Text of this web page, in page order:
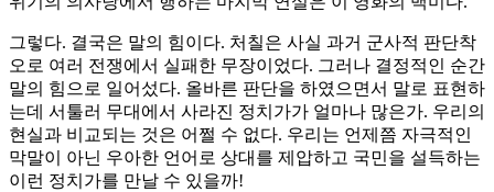
그렇다. 결국은 말의 힘이다. 처칠은 사실 과거 군사적 판단착
오로 여러 전쟁에서 실패한 무장이었다. 그러나 결정적인 순간
말의 힘으로 일어섰다. 올바른 판단을 하였으면서 말로 표현하
는데 서툴러 무대에서 사라진 정치가가 얼마나 많은가. 우리의
현실과 비교되는 것은 어쩔 수 없다. 우리는 언제쯤 자극적인
막말이 아닌 우아한 언어로 상대를 제압하고 국민을 설득하는
이런 정치가를 만날 수 있을까!